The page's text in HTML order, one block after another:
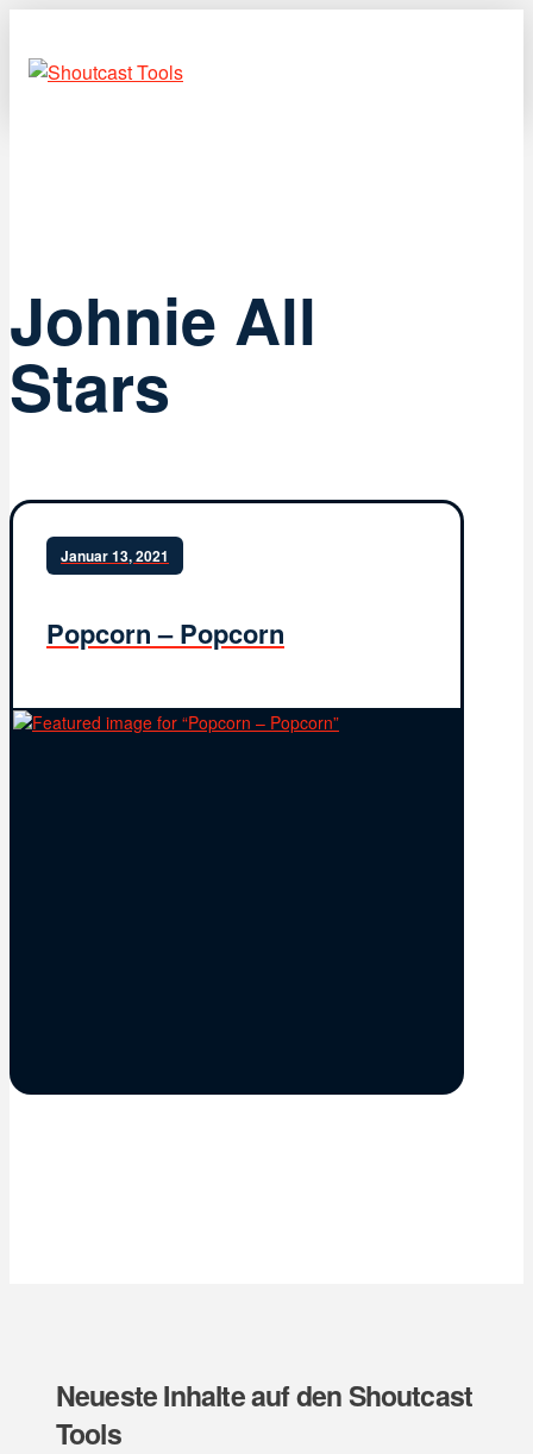
Johnie All
Stars
Januar 13, 2021
Popcorn – Popcorn
Neueste Inhalte auf den Shoutcast
Tools